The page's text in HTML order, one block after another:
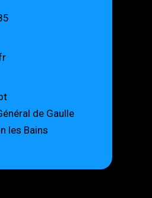
de Gaulle
les Bains